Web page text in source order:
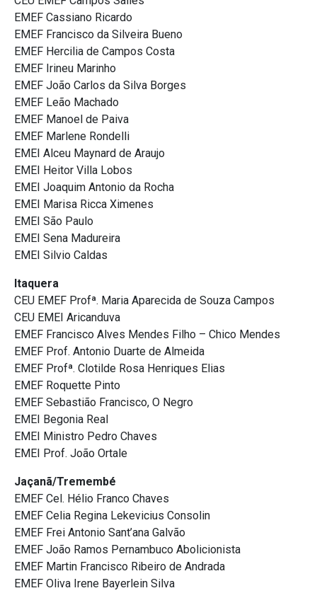
EMEF Cassiano Ricardo
EMEF Francisco da Silveira Bueno
EMEF Hercilia de Campos Costa
EMEF Irineu Marinho
EMEF João Carlos da Silva Borges
EMEF Leão Machado
EMEF Manoel de Paiva
EMEF Marlene Rondelli
EMEI Alceu Maynard de Araujo
EMEI Heitor Villa Lobos
EMEI Joaquim Antonio da Rocha
EMEI Marisa Ricca Ximenes
EMEI São Paulo
EMEI Sena Madureira
EMEI Silvio Caldas
Itaquera
CEU EMEF Profª. Maria Aparecida de Souza Campos
CEU EMEI Aricanduva
EMEF Francisco Alves Mendes Filho – Chico Mendes
EMEF Prof. Antonio Duarte de Almeida
EMEF Profª. Clotilde Rosa Henriques Elias
EMEF Roquette Pinto
EMEF Sebastião Francisco, O Negro
EMEI Begonia Real
EMEI Ministro Pedro Chaves
EMEI Prof. João Ortale
Jaçanã/Tremembé
EMEF Cel. Hélio Franco Chaves
EMEF Celia Regina Lekevicius Consolin
EMEF Frei Antonio Sant’ana Galvão
EMEF João Ramos Pernambuco Abolicionista
EMEF Martin Francisco Ribeiro de Andrada
EMEF Oliva Irene Bayerlein Silva